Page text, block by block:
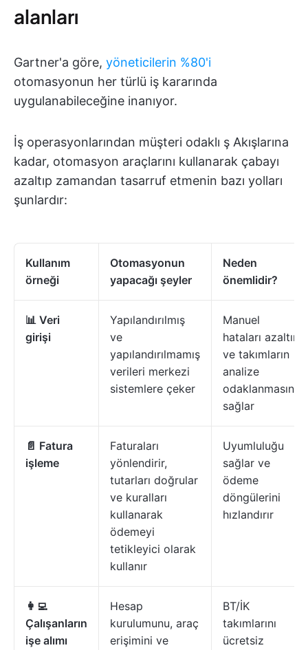
alanları
Gartner'a göre, yöneticilerin %80'i
otomasyonun her türlü iş kararında
uygulanabileceğine inanıyor.
İş operasyonlarından müşteri odaklı ş Akışlarına
kadar, otomasyon araçlarını kullanarak çabayı
azaltıp zamandan tasarruf etmenin bazı yolları
şunlardır:
Kullanım
örneği
Otomasyonun
yapacağı şeyler
Neden
önemlidir?
📊 Veri
girişi
Yapılandırılmış
ve
yapılandırılmamış
verileri merkezi
sistemlere çeker
Manuel
hataları azaltır
ve takımların
analize
odaklanmasını
sağlar
📄 Fatura
işleme
Faturaları
yönlendirir,
tutarları doğrular
ve kuralları
kullanarak
ödemeyi
tetikleyici olarak
kullanır
Uyumluluğu
sağlar ve
ödeme
döngülerini
hızlandırır
👩‍💻
Çalışanların
işe alımı
Hesap
kurulumunu, araç
erişimini ve
BT/İK
takımlarını
ücretsiz